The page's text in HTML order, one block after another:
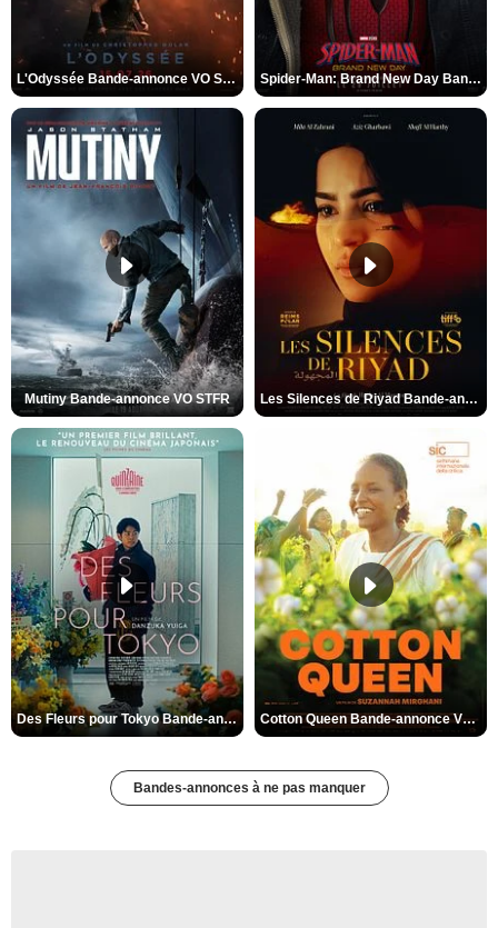
L'Odyssée Bande-annonce VO STFR Spider-Man: Brand New Day Bande-annonce VO STFR
Mutiny Bande-annonce VO STFR Les Silences de Riyad Bande-annonce VO STFR
Des Fleurs pour Tokyo Bande-annonce VO STFR Cotton Queen Bande-annonce VO STFR
Bandes-annonces à ne pas manquer